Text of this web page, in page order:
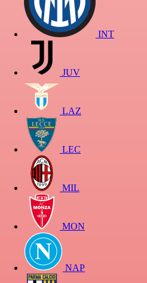
INT
JUV
LAZ
LEC
MIL
MON
NAP